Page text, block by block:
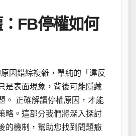
FB停權如何
因錯綜複雜，單純的「違反
是表面現象，背後可能隱藏
。 正確解讀停權原因，才能
略。這部分我們將深入探討
的機制，幫助您找到問題癥